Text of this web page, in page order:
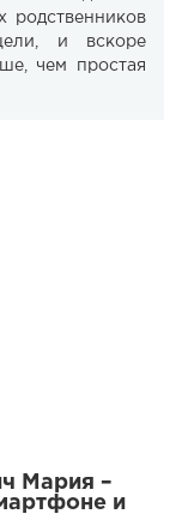
родственников
и вскоре
чем простая
Мария –
и